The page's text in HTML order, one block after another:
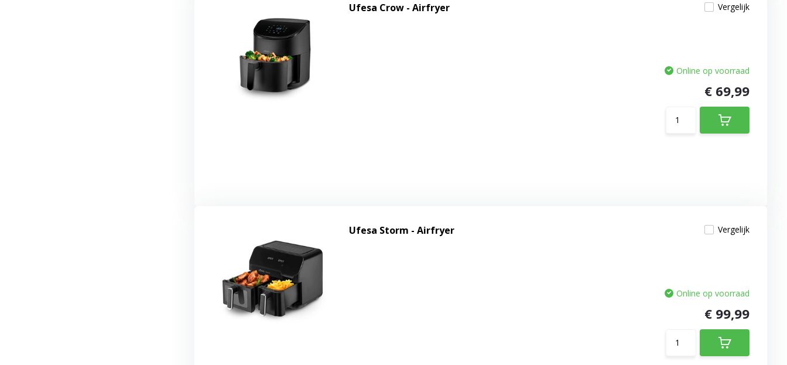
Ufesa Crow - Airfryer Vergelijk
Online op voorraad
€ 69,99
Ufesa Storm - Airfryer Vergelijk
Online op voorraad
€ 99,99